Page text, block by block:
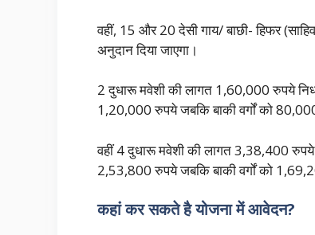
वहीं, 15 और 20 देसी गाय/ बाछी- हिफर
अनुदान दिया जाएगा।
2 दुधारू मवेशी की लागत 1,60,000 रुपये
1,20,000 रुपये जबकि बाकी वर्गों को
वहीं 4 दुधारू मवेशी की लागत 3,38,400
2,53,800 रुपये जबकि बाकी वर्गों को
कहां कर सकते है योजना में आवेदन?